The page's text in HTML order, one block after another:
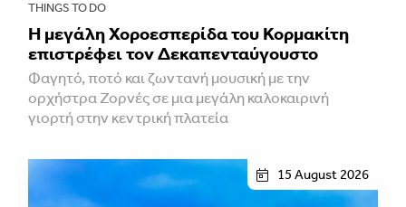
THINGS TO DO
Η μεγάλη Χοροεσπερίδα του Κορμακίτη
επιστρέφει τον Δεκαπενταύγουστο
Φαγητό, ποτό και ζωντανή μουσική με την
ορχήστρα Ζορνές σε μια μεγάλη καλοκαιρινή
γιορτή στην κεντρική πλατεία
15 August 2026